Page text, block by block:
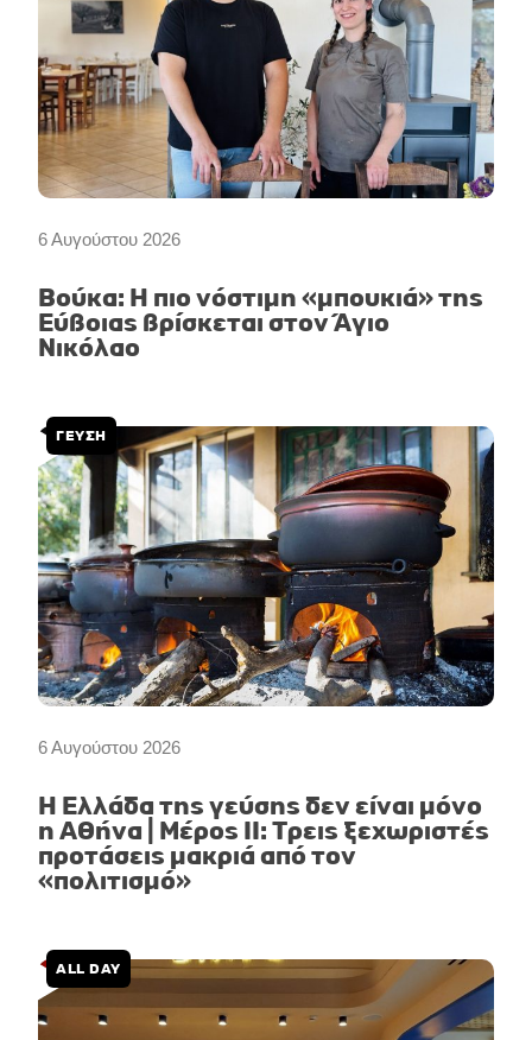
6 Αυγούστου 2026
Βούκα: Η πιο νόστιμη «μπουκιά» της
Εύβοιας βρίσκεται στον Άγιο
Νικόλαο
6 Αυγούστου 2026
ΓΕΥΣΗ
Η Ελλάδα της γεύσης δεν είναι μόνο
η Αθήνα | Μέρος II: Τρεις ξεχωριστές
προτάσεις μακριά από τον
«πολιτισμό»
ALL DAY